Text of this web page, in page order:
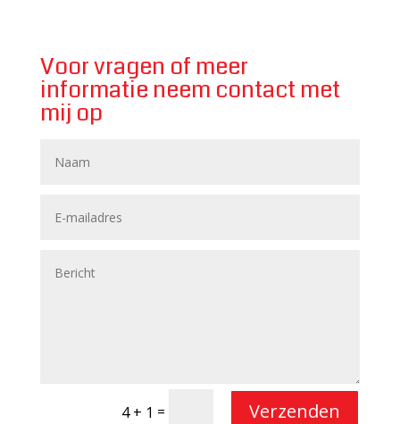
Voor vragen of meer
informatie neem contact met
mij op
4 + 1 = Verzenden